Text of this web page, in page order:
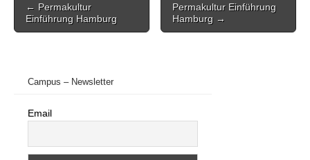
navigation
← Permakultur
Einführung Hamburg
Permakultur Einführung
Hamburg →
Campus – Newsletter
Email